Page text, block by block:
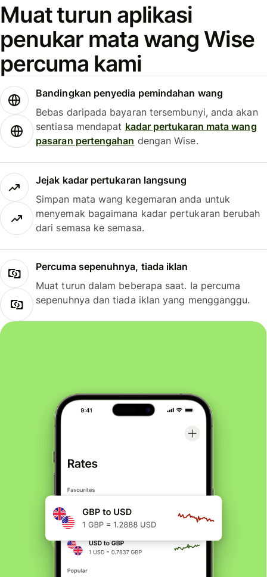
Muat turun aplikasi
penukar mata wang Wise
percuma kami
Bandingkan penyedia pemindahan wang
Bebas daripada bayaran tersembunyi, anda akan
sentiasa mendapat kadar pertukaran mata wang
pasaran pertengahan dengan Wise.
Jejak kadar pertukaran langsung
Simpan mata wang kegemaran anda untuk
menyemak bagaimana kadar pertukaran berubah
dari semasa ke semasa.
Percuma sepenuhnya, tiada iklan
Muat turun dalam beberapa saat. Ia percuma
sepenuhnya dan tiada iklan yang mengganggu.